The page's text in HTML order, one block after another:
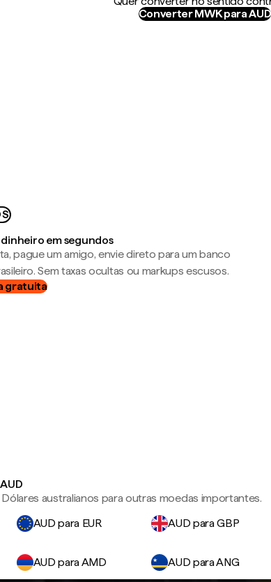
Converter MWK para AUD
dinheiro em segundos
pague um amigo, envie direto para um banco
Sem taxas ocultas ou markups escusos.
gratuita
australianos para outras moedas importantes.
AUD para EUR AUD para GBP
AUD para AMD AUD para ANG